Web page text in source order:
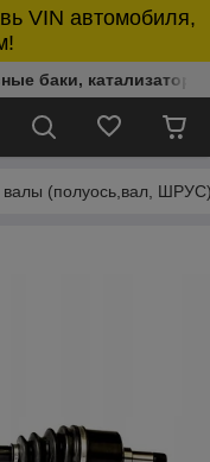
VIN автомобиля,
баки,
(полуось,вал,